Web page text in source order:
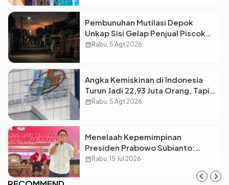
Pembunuhan Mutilasi Depok
Unkap Sisi Gelap Penjual Piscok
Berdarah Dingin
calendar_month Rabu, 5 Agt 2026
Angka Kemiskinan di Indonesia
Turun Jadi 22,93 Juta Orang, Tapi
Kenapa Ketimpangan Desa dan
calendar_month Rabu, 5 Agt 2026
Menelaah Kepemimpinan
Presiden Prabowo Subianto:
Antara Visi Besar, Implementasi,
calendar_month Rabu, 15 Jul 2026